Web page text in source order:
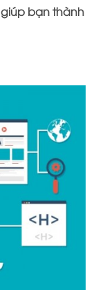
bạn thành